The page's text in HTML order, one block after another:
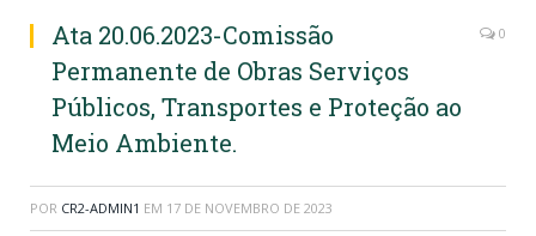
Ata 20.06.2023-Comissão
Permanente de Obras Serviços
Públicos, Transportes e Proteção ao
Meio Ambiente.
0
POR CR2-ADMIN1 EM 17 DE NOVEMBRO DE 2023